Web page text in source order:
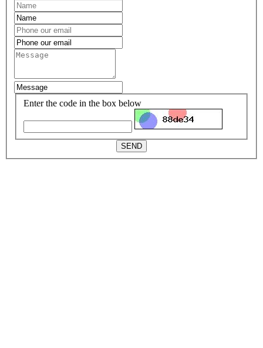
Enter the code in the box below
SEND